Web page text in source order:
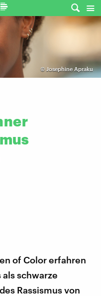
© Josephine Apraku
of Color erfahren
als schwarze
Rassismus von